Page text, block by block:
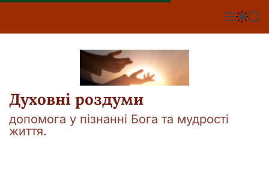
П
р
М П П
Духовні роздуми
допомога у пізнанні Бога та мудрості
життя.